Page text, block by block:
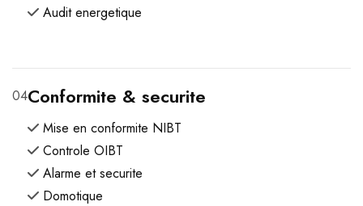
Audit energetique
04Conformite & securite
Mise en conformite NIBT
Controle OIBT
Alarme et securite
Domotique